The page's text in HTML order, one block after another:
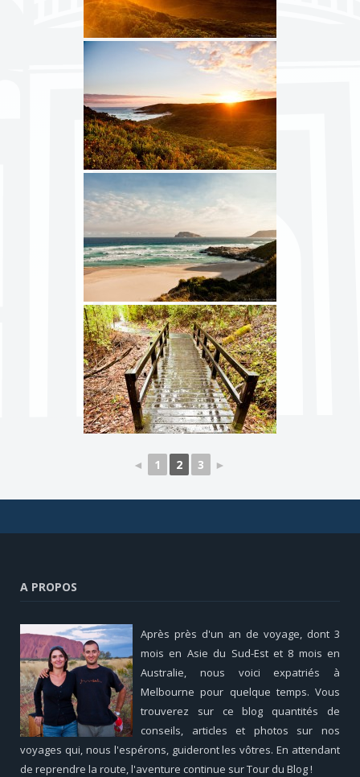
◄ 1 2 3 ►
A PROPOS
Après près d'un an de voyage, dont 3
mois en Asie du Sud-Est et 8 mois en
Australie, nous voici expatriés à
Melbourne pour quelque temps. Vous
trouverez sur ce blog quantités de
conseils, articles et photos sur nos
voyages qui, nous l'espérons, guideront les vôtres. En attendant
de reprendre la route, l'aventure continue sur Tour du Blog !